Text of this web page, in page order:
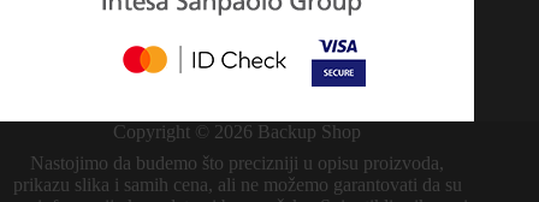
Copyright © 2026 Backup Shop
Nastojimo da budemo što precizniji u opisu proizvoda,
prikazu slika i samih cena, ali ne možemo garantovati da su